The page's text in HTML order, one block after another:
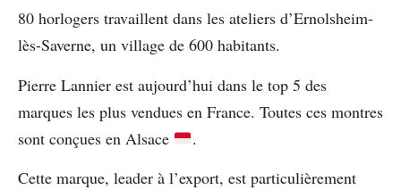
80 horlogers travaillent dans les ateliers d’Ernolsheim-
lès-Saverne, un village de 600 habitants.
Pierre Lannier est aujourd’hui dans le top 5 des
marques les plus vendues en France. Toutes ces montres
sont conçues en Alsace
.
Cette marque, leader à l’export, est particulièrement